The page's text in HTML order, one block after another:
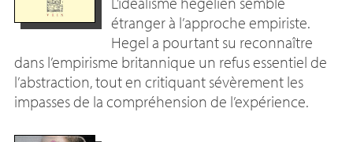
étranger à l’approche empiriste.
Hegel a pourtant su reconnaître
dans l’empirisme britannique un refus essentiel de
l’abstraction, tout en critiquant sévèrement les
impasses de la compréhension de l’expérience.